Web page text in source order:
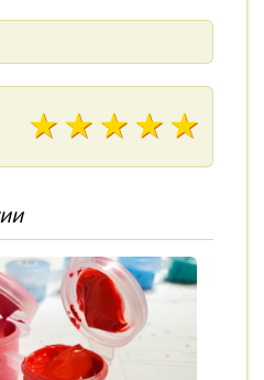
4
3 звезди
2 звезди
1 звезди